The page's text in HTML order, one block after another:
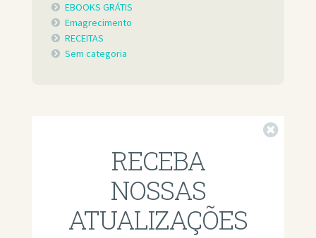
EBOOKS GRÁTIS
Emagrecimento
RECEITAS
Sem categoria
RECEBA
NOSSAS
ATUALIZAÇÕES